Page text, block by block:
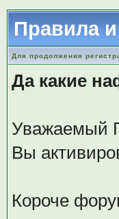
Правила
Для продолжения
Да какие
Уважаемый
Вы
Короче